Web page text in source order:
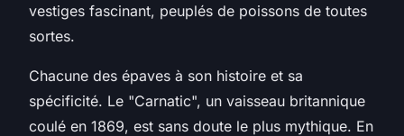
vestiges fascinant, peuplés de poissons de toutes
sortes.
Chacune des épaves à son histoire et sa
spécificité. Le "Carnatic", un vaisseau britannique
coulé en 1869, est sans doute le plus mythique. En